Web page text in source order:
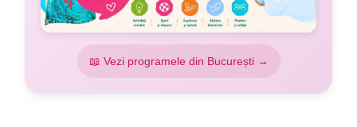
📖 Vezi programele din București →